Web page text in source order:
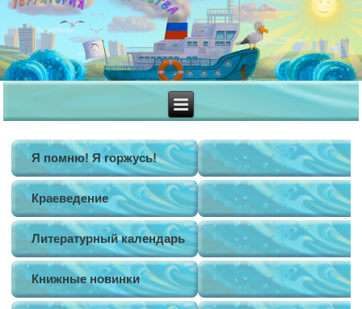
Я помню! Я горжусь!
Краеведение
Литературный календарь
Книжные новинки